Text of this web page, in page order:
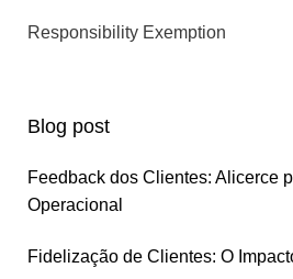
Responsibility Exemption
Blog post
Feedback dos Clientes: Alicerce
Operacional
Fidelização de Clientes: O